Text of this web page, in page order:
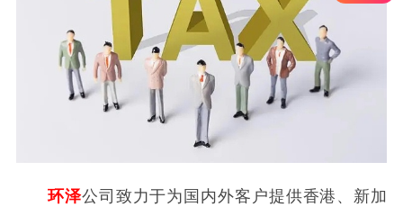
环泽公司致力于为国内外客户提供香港、新加